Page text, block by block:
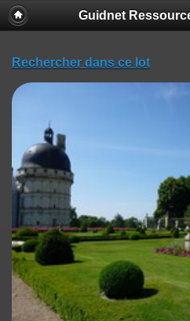
Guidnet
Rechercher dans ce lot